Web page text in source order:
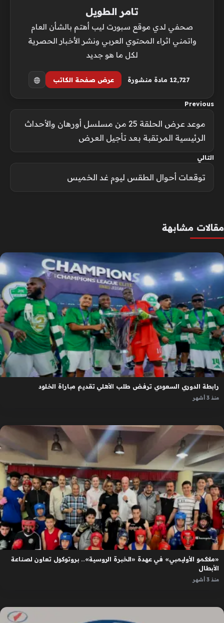
تامر الطويل
صحفي لدي موقع سبورت ليب أهتم بالشأن العام
واتمني اثراء المحتوي العربي ونشر الأخبار الحصرية
لكل ما هو جديد
12٬727 مادة منشورة عرض صفحة الكاتب
Previous
موعد عرض الحلقة 25 من مسلسل أورهان والأحداث
الرئيسية المرتقبة بعد تأجيل العرض
التالي
توقعات أحوال الطقس ليوم غد الخميس
مقالات مشابهة
رابطة الدوري السعودي ترفض طلب الأهلي تقديم مباراة الخلود
منذ 3 أشهر
«ملاكمو الأوليمبي» في عهدة «الخبرة الروسية».. بروتوكول تعاون لصناعة
الأبطال
منذ 3 أشهر